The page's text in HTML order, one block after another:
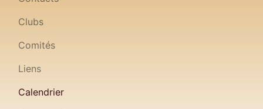
Clubs
Comités
Liens
Calendrier